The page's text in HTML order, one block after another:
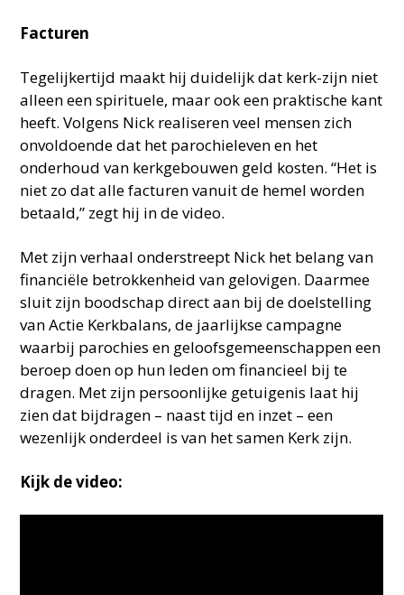
Facturen
Tegelijkertijd maakt hij duidelijk dat kerk-zijn niet
alleen een spirituele, maar ook een praktische kant
heeft. Volgens Nick realiseren veel mensen zich
onvoldoende dat het parochieleven en het
onderhoud van kerkgebouwen geld kosten. “Het is
niet zo dat alle facturen vanuit de hemel worden
betaald,” zegt hij in de video.
Met zijn verhaal onderstreept Nick het belang van
financiële betrokkenheid van gelovigen. Daarmee
sluit zijn boodschap direct aan bij de doelstelling
van Actie Kerkbalans, de jaarlijkse campagne
waarbij parochies en geloofsgemeenschappen een
beroep doen op hun leden om financieel bij te
dragen. Met zijn persoonlijke getuigenis laat hij
zien dat bijdragen – naast tijd en inzet – een
wezenlijk onderdeel is van het samen Kerk zijn.
Kijk de video: